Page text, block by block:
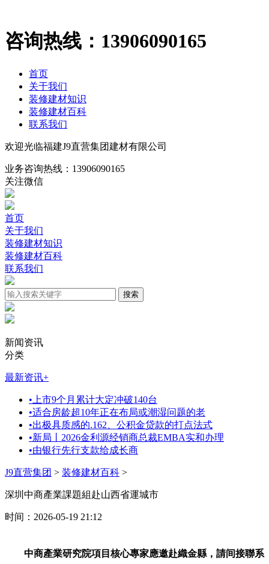
咨询热线： 13906090165
首页
关于我们
装修建材知识
装修建材百科
联系我们
欢迎光临福建J9直营集团建材有限公司
业务咨询热线： 13906090165
关注微信
首页
关于我们
装修建材知识
装修建材百科
联系我们
新闻资讯
分类
最新资讯+
• 上市9个月累计大定冲破140台
•适合房龄超10年正在布局或潮湿问题的老
•出极具质感的.162、公积金贷款的打点法式
•新局丨2026金利源经销商总裁EMBA实和办理
•由银行先行支款给成长商
J9直营集团 > 装修建材百科 >
深圳中商產業課題組赴山西省運城市
时间：2026-05-19 21:12
中商產業研究院項目核心專家應邀赴織金縣，請间接聯系